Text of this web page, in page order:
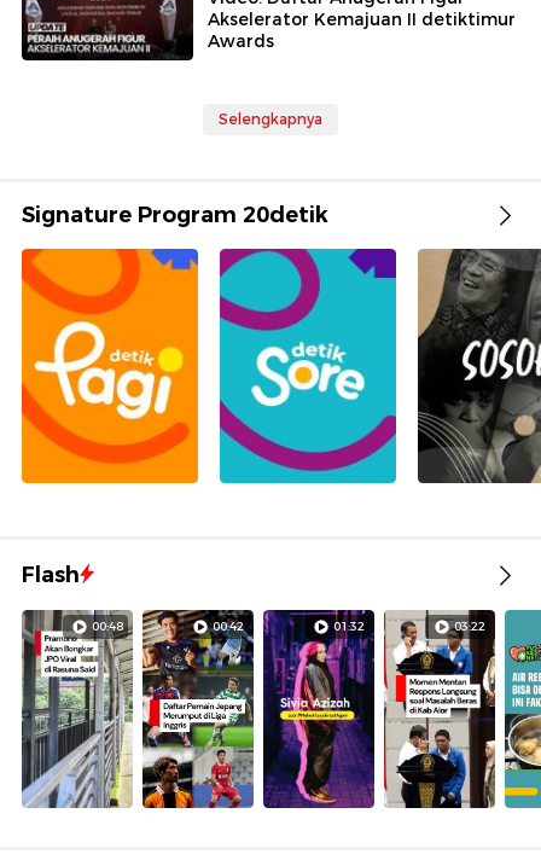
Akselerator Kemajuan II detiktimur
Awards
Selengkapnya
Signature Program 20detik
Flash
00:48 00:42 01:32 03:22